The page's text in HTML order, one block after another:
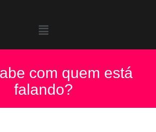
com quem está
falando?